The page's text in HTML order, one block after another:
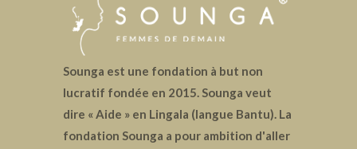
Sounga est une fondation à but non
lucratif fondée en 2015. Sounga veut
dire « Aide » en Lingala (langue Bantu). La
fondation Sounga a pour ambition d'aller